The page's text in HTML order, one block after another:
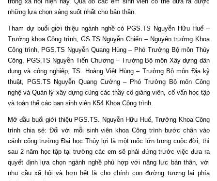
những lựa chọn sáng suốt nhất cho bản thân.
Tham dự buổi giới thiệu ngành nghề có PGS.TS Nguyễn Hữu Huế –
Trưởng khoa Công trình, GS.TS Nguyễn Chiến – Nguyên trưởng Khoa
Công trình, PGS.TS Nguyễn Quang Hùng – Phó Trưởng Bộ môn Thủy
Công, PGS.TS Nguyễn Tiến Chương – Trưởng Bộ môn Xây dựng dân
dụng và công nghiệp, TS. Hoàng Việt Hùng – Trưởng Bộ môn Địa kỹ
thuật, PGS.TS Nguyễn Quang Cường – Phó Trưởng Bộ môn Công
nghệ và Quản lý xây dựng cùng các thầy cô giảng viên, cố vấn học tập
và toàn thể các bạn sinh viên K54 Khoa Công trình.
Mở đầu buổi giới thiệu PGS.TS. Nguyễn Hữu Huế, Trưởng Khoa Công
trình chia sẻ: Đối với mỗi sinh viên khoa Công trình bước chân vào
cánh cổng trường Đại học Thủy lợi là một mốc lớn trong cuộc đời, thì
sau 2 năm học tập tại trường các em sẽ phải đứng trước việc đưa ra
quyết định lựa chọn ngành nghề phù hợp với năng lực bản thân, với
nhu cầu xã hội và hơn hết là cho chính con đường tương lai phía